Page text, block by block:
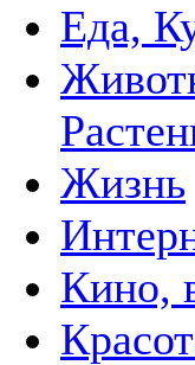
Еда,
Жизнь
Кино,